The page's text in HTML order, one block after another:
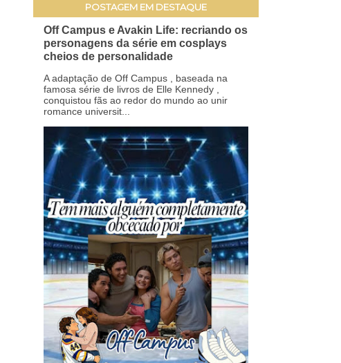
POSTAGEM EM DESTAQUE
Off Campus e Avakin Life: recriando os
personagens da série em cosplays
cheios de personalidade
A adaptação de Off Campus , baseada na
famosa série de livros de Elle Kennedy ,
conquistou fãs ao redor do mundo ao unir
romance universit...